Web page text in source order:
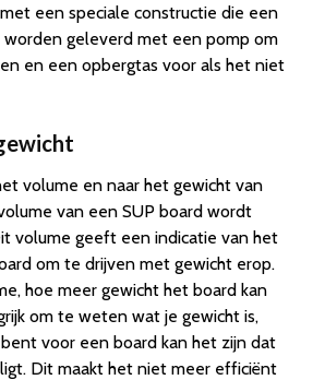
een speciale constructie die een
worden geleverd met een pomp om
en een opbergtas voor als het niet
volume en naar het gewicht van
van een SUP board wordt
volume geeft een indicatie van het
om te drijven met gewicht erop.
hoe meer gewicht het board kan
om te weten wat je gewicht is,
voor een board kan het zijn dat
Dit maakt het niet meer efficiënt